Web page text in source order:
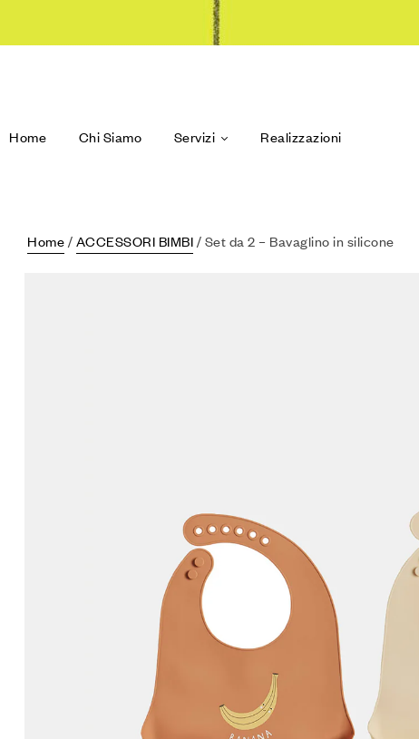
Home Chi Siamo Servizi Realizzazioni
Home / ACCESSORI BIMBI / Set da 2 – Bavaglino in silicone